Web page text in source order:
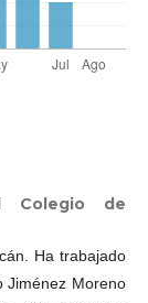
Colegio de
Ha trabajado
Jiménez Moreno